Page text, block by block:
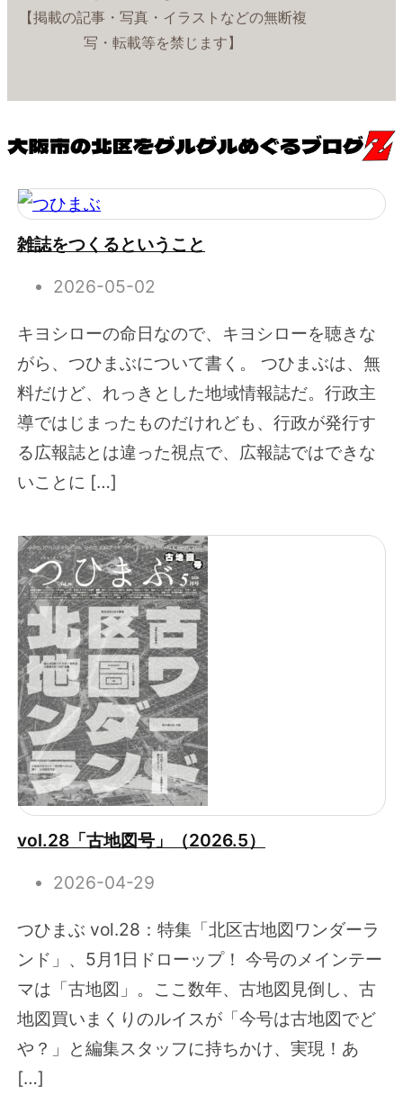
【掲載の記事・写真・イラストなどの無断複
写・転載等を禁じます】
雑誌をつくるということ
2026-05-02
キヨシローの命日なので、キヨシローを聴きな
がら、つひまぶについて書く。 つひまぶは、無
料だけど、れっきとした地域情報誌だ。行政主
導ではじまったものだけれども、行政が発行す
る広報誌とは違った視点で、広報誌ではできな
いことに […]
vol.28「古地図号」（2026.5）
2026-04-29
つひまぶ vol.28：特集「北区古地図ワンダーラ
ンド」、5月1日ドローップ！ 今号のメインテー
マは「古地図」。ここ数年、古地図見倒し、古
地図買いまくりのルイスが「今号は古地図でど
や？」と編集スタッフに持ちかけ、実現！あ
[…]